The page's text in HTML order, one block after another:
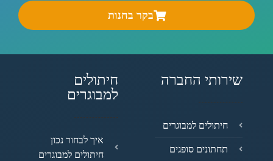
בקר בחנות
החברה
חיתולים למבוגרים
תחתונים סופגים
חיתולים
למבוגרים
איך לבחור נכון
חיתולים למבוגרים